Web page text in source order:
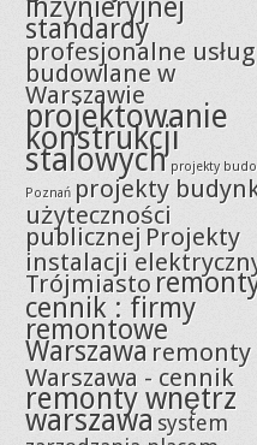
inżynieryjnej
standardy
profesjonalne
budowlane w
Warszawie
projektowanie
konstrukcji
stalowych projekty
Poznań projekty
użyteczności
publicznej Projekty
instalacji
Trójmiasto
cennik : firmy
remontowe
Warszawa remonty
Warszawa - cennik
remonty wnętrz
warszawasystem